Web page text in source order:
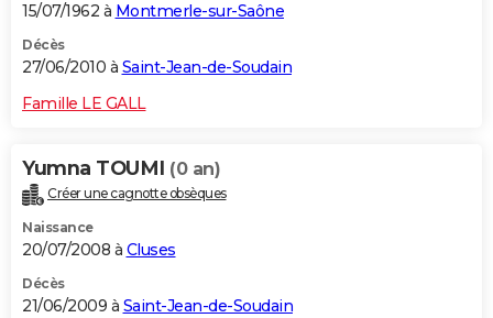
15/07/1962 à Montmerle-sur-Saône
Décès
27/06/2010 à Saint-Jean-de-Soudain
Famille LE GALL
Yumna TOUMI (0 an)
Créer une cagnotte obsèques
Naissance
20/07/2008 à Cluses
Décès
21/06/2009 à Saint-Jean-de-Soudain